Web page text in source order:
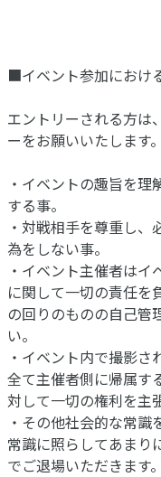
■イベント参加におけ
エントリーされる方は
ーをお願いいたします。
・イベントの趣旨を
する事。
・対戦相手を尊重し
為をしない事。
・イベント主催者は
に関して一切の責任を
の回りのものの自己管
い。
・イベント内で撮影
全て主催者側に帰属す
対して一切の権利を主
・その他社会的な常識
常識に照らしてあまり
でご退場いただきます。